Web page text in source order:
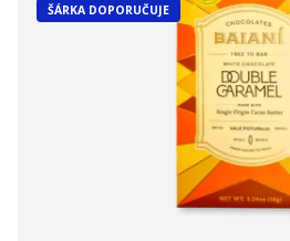
ŠÁRKA DOPORUČUJE